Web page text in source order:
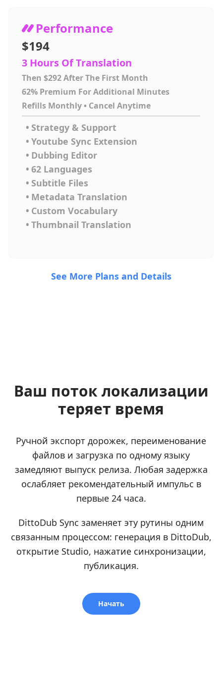
Performance
$194
3 Hours Of Translation
Then $292 After The First Month
62% Premium For Additional Minutes
Refills Monthly • Cancel Anytime
• Strategy & Support
• Youtube Sync Extension
• Dubbing Editor
• 62 Languages
• Subtitle Files
• Metadata Translation
• Custom Vocabulary
• Thumbnail Translation
See More Plans and Details
Ваш поток локализации
теряет время
Ручной экспорт дорожек, переименование
файлов и загрузка по одному языку
замедляют выпуск релиза. Любая задержка
ослабляет рекомендательный импульс в
первые 24 часа.
DittoDub Sync заменяет эту рутины одним
связанным процессом: генерация в DittoDub,
открытие Studio, нажатие синхронизации,
публикация.
Начать